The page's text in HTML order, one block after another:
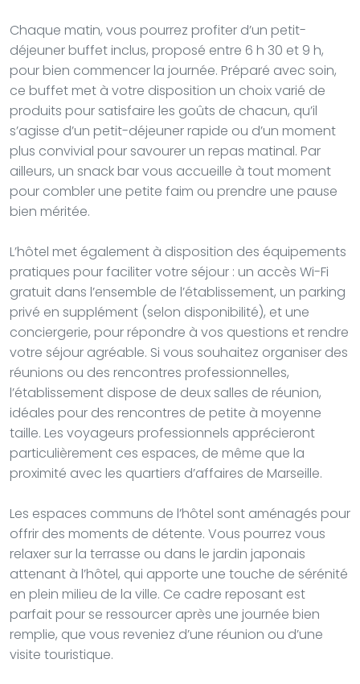
Chaque matin, vous pourrez profiter d’un petit-
déjeuner buffet inclus, proposé entre 6 h 30 et 9 h,
pour bien commencer la journée. Préparé avec soin,
ce buffet met à votre disposition un choix varié de
produits pour satisfaire les goûts de chacun, qu’il
s’agisse d’un petit-déjeuner rapide ou d’un moment
plus convivial pour savourer un repas matinal. Par
ailleurs, un snack bar vous accueille à tout moment
pour combler une petite faim ou prendre une pause
bien méritée.
L’hôtel met également à disposition des équipements
pratiques pour faciliter votre séjour : un accès Wi-Fi
gratuit dans l’ensemble de l’établissement, un parking
privé en supplément (selon disponibilité), et une
conciergerie, pour répondre à vos questions et rendre
votre séjour agréable. Si vous souhaitez organiser des
réunions ou des rencontres professionnelles,
l’établissement dispose de deux salles de réunion,
idéales pour des rencontres de petite à moyenne
taille. Les voyageurs professionnels apprécieront
particulièrement ces espaces, de même que la
proximité avec les quartiers d’affaires de Marseille.
Les espaces communs de l’hôtel sont aménagés pour
offrir des moments de détente. Vous pourrez vous
relaxer sur la terrasse ou dans le jardin japonais
attenant à l’hôtel, qui apporte une touche de sérénité
en plein milieu de la ville. Ce cadre reposant est
parfait pour se ressourcer après une journée bien
remplie, que vous reveniez d’une réunion ou d’une
visite touristique.